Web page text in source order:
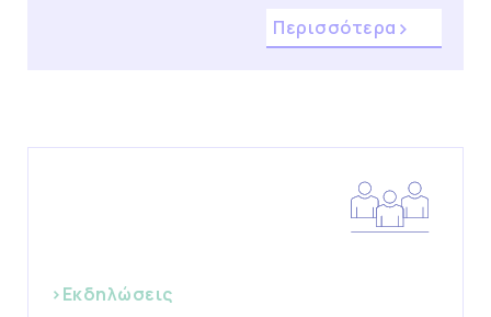
Περισσότερα
>Εκδηλώσεις